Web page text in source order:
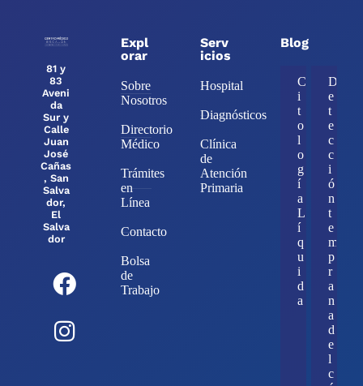
81 y
83
Aveni
da
Sur y
Calle
Juan
José
Cañas
, San
Salva
dor,
El
Salva
dor
Expl
orar
Sobre
Nosotros
Directorio
Médico
Trámites
en
Línea
Contacto
Bolsa
de
Trabajo
Serv
icios
Hospital
Diagnósticos
Clínica
de
Atención
Primaria
Blog
C
i
t
o
l
o
g
í
a
L
í
q
u
i
d
a
D
e
t
e
c
c
i
ó
n
t
e
m
p
r
a
n
a
d
e
l
c